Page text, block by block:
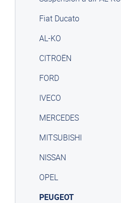
Fiat Ducato
AL-KO
CITROËN
FORD
IVECO
MERCEDES
MITSUBISHI
NISSAN
OPEL
PEUGEOT